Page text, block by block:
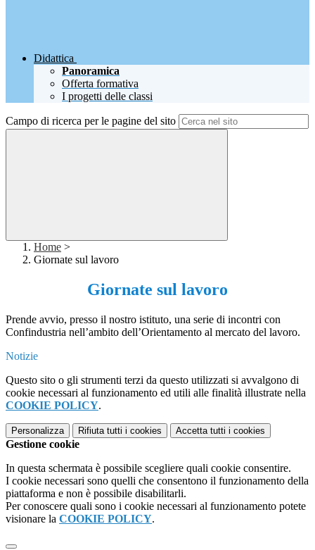
Didattica
Panoramica
Offerta formativa
I progetti delle classi
Campo di ricerca per le pagine del sito
Home >
Giornate sul lavoro
Giornate sul lavoro
Prende avvio, presso il nostro istituto, una serie di incontri con
Confindustria nell’ambito dell’Orientamento al mercato del lavoro.
Notizie
Questo sito o gli strumenti terzi da questo utilizzati si avvalgono di
cookie necessari al funzionamento ed utili alle finalità illustrate nella
COOKIE POLICY.
Personalizza Rifiuta tutti i cookies Accetta tutti i cookies
Gestione cookie
In questa schermata è possibile scegliere quali cookie consentire.
I cookie necessari sono quelli che consentono il funzionamento della
piattaforma e non è possibile disabilitarli.
Per conoscere quali sono i cookie necessari al funzionamento potete
visionare la COOKIE POLICY.